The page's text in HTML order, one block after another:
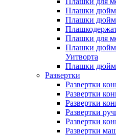
Плашки
Плашки
Плашки для
Плашки
Уитворта
Плашки
Развертки
Развертки
Развертки
Развертки
Развертки
Развертки
Развертки